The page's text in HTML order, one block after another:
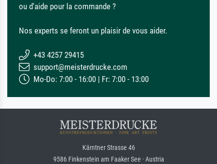
ou d'aide pour la commande ?
Nos experts se feront un plaisir de vous aider.
+43 4257 29415
support@meisterdrucke.com
Mo-Do: 7:00 - 16:00 | Fr: 7:00 - 13:00
Kärntner Strasse 46
9586 Finkenstein am Faaker See · Austria